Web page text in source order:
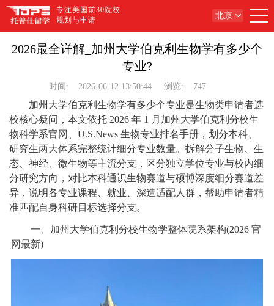
专注美国前30院校
规划与申请
北京
2026最全详解_加州大学伯克利生物学有多少个
专业?
时间: 2026-06-12 13:50:44 浏览: 747
加州大学伯克利生物学有多少个专业是生物类申请者选
校核心疑问，本文依托 2026 年 1 月加州大学伯克利分校生
物科学系官网、U.S.News 生物专业排名手册，划分本科、
研究生两大体系完整统计细分专业数量。拆解分子生物、生
态、神经、微生物等主流分支，区分独立学位专业与校内细
分研究方向，对比本科通识生物赛道与硕博深度细分赛道差
异，说明各专业课程、就业、深造适配人群，帮助申请者精
准匹配自身科研目标选择分支。
一、加州大学伯克利分校生物学整体院系架构(2026 官
网最新)